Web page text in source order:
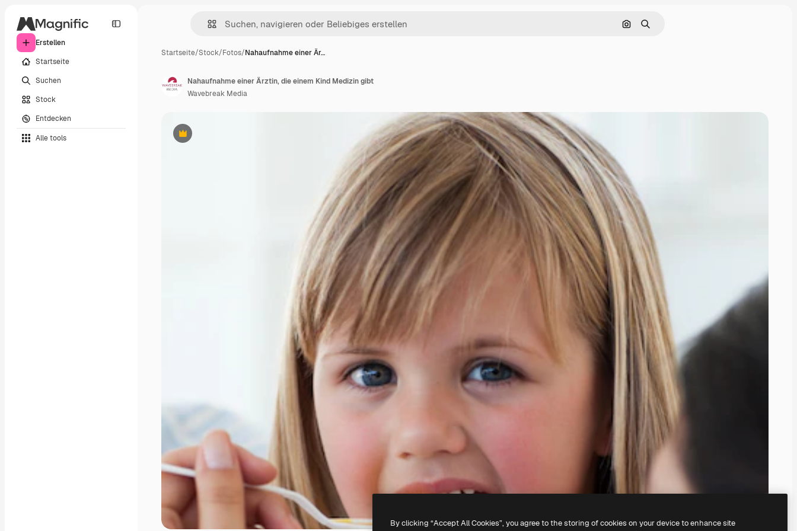
Erstellen
Startseite
Suchen
Stock
Entdecken
Alle tools
Nach Bild suchen
Suchen
Startseite/Stock/Fotos/Nahaufnahme einer Är…
Premium
Nahaufnahme einer Ärztin, die einem Kind Medizin gibt
Wavebreak Media
By clicking “Accept All Cookies”, you agree to the storing of cookies on your device to enhance site